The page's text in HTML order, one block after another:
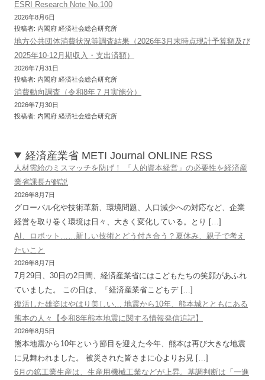
ESRI Research Note No.100
2026年8月6日
投稿者: 内閣府 経済社会総合研究所
地方公共団体消費状況等調査結果（2026年3月末時点現計予算額及び
2025年10-12月期収入・支出済額）
2026年7月31日
投稿者: 内閣府 経済社会総合研究所
消費動向調査（令和8年７月実施分）
2026年7月30日
投稿者: 内閣府 経済社会総合研究所
経済産業省 METI Journal ONLINE RSS
人材需給のミスマッチを防げ！ 「人的資本経営」の必要性を経済産
業省課長が解説
2026年8月7日
グローバル化や技術革新、環境問題、人口減少への対応など、企業
経営を取り巻く環境は日々、大きく変化している。とり […]
AI、ロボット……新しい技術とどう付き合う？夏休み、親子で考え
たいこと
2026年8月7日
7月29日、30日の2日間、経済産業省にはこどもたちの笑顔があふれ
ていました。 この日は、「経済産業省こどもデ […]
復活した雄姿はやはり美しい… 地震から10年、熊本城とともにある
熊本の人々【令和8年熊本地震に関する情報発信追記】
2026年8月5日
熊本地震から10年という節目を迎えた今年、熊本は再び大きな地震
に見舞われました。 被災された皆さまに心よりお見 […]
6月の鉱工業生産は、生産用機械工業などが上昇。基調判断は「一進